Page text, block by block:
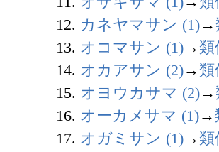
12. カネヤマサン (1)→
13. オコマサン (1)→ 類
14. オカアサン (2)→ 類
15. オヨウカサマ (2)→
16. オーカメサマ (1)→
17. オガミサン (1)→ 類